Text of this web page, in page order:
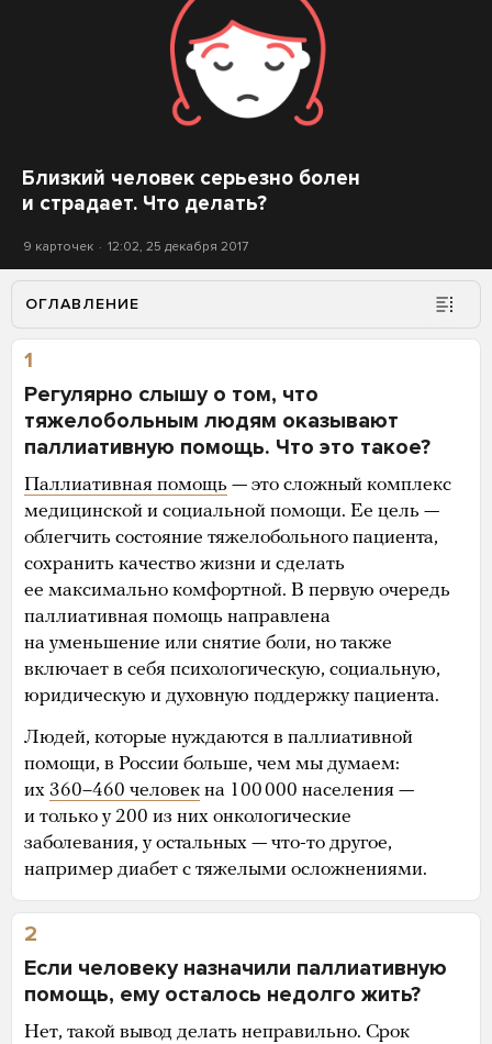
Близкий человек серьезно болен
и страдает. Что делать?
9 карточек 12:02, 25 декабря 2017
ОГЛАВЛЕНИЕ
1
Регулярно слышу о том, что
тяжелобольным людям оказывают
паллиативную помощь. Что это такое?
Паллиативная помощь — это сложный комплекс
медицинской и социальной помощи. Ее цель —
облегчить состояние тяжелобольного пациента,
сохранить качество жизни и сделать
ее максимально комфортной. В первую очередь
паллиативная помощь направлена
на уменьшение или снятие боли, но также
включает в себя психологическую, социальную,
юридическую и духовную поддержку пациента.
Людей, которые нуждаются в паллиативной
помощи, в России больше, чем мы думаем:
их 360–460 человек на 100 000 населения —
и только у 200 из них онкологические
заболевания, у остальных — что-то другое,
например диабет с тяжелыми осложнениями.
2
Если человеку назначили паллиативную
помощь, ему осталось недолго жить?
Нет, такой вывод делать неправильно. Срок